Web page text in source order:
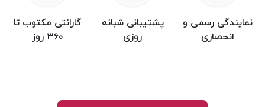
نمایندگی رسمی و
انحصاری
پشتیبانی شبانه
روزی
گارانتی مکتوب تا
۳۶۰ روز